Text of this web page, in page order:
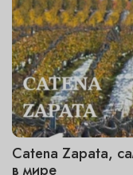
Catena Zapata,
в мире